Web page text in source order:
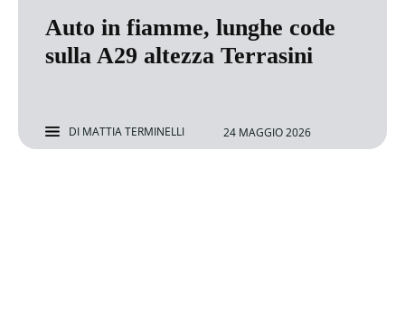
Auto in fiamme, lunghe code
sulla A29 altezza Terrasini
DI MATTIA TERMINELLI 24 MAGGIO 2026